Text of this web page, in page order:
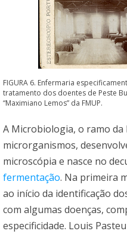
FIGURA 6. Enfermaria
tratamento dos doentes de Peste
“Maximiano Lemos” da FMUP.
A Microbiologia, o ramo
microrganismos,
microscópia e nasce no
fermentação. Na primeira
ao início da identificação
com algumas doenças,
especificidade. Louis